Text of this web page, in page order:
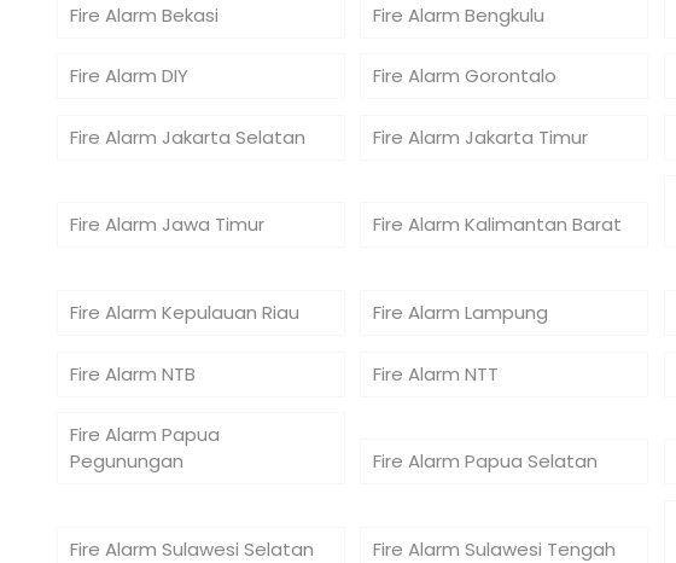
Fire Alarm Bekasi Fire Alarm Bengkulu
Fire Alarm DIY Fire Alarm Gorontalo
Fire Alarm Jakarta Selatan Fire Alarm Jakarta Timur
Fire Alarm Jawa Timur Fire Alarm Kalimantan Barat
Fire Alarm Kepulauan Riau Fire Alarm Lampung
Fire Alarm NTB Fire Alarm NTT
Fire Alarm Papua
Pegunungan
Fire Alarm Papua Selatan
Fire Alarm Sulawesi Selatan Fire Alarm Sulawesi Tengah